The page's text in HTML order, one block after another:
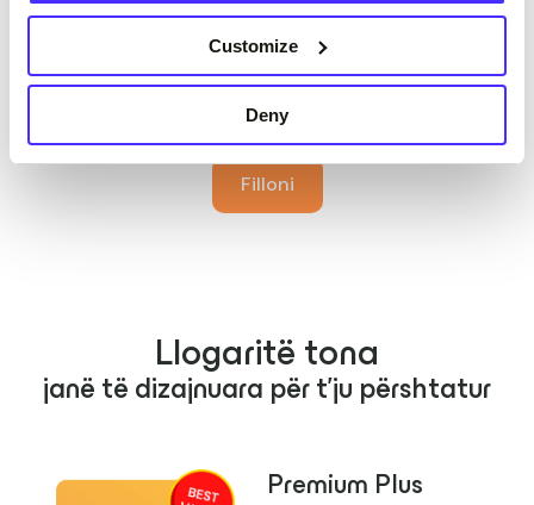
Customize
Deny
Filloni
Llogaritë tona
janë të dizajnuara për t'ju përshtatur
Premium Plus